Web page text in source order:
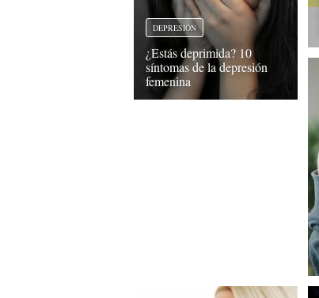
DEPRESIÓN
¿Estás deprimida? 10
síntomas de la depresión
femenina